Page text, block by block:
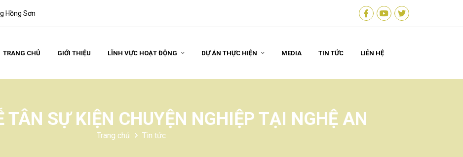
Hồng Sơn
TRANG CHỦ GIỚI THIỆU LĨNH VỰC HOẠT ĐỘNG DỰ ÁN THỰC HIỆN MEDIA TIN TỨC LIÊN HỆ
TÂN SỰ KIỆN CHUYỆN NGHIỆP TẠI NGHỆ AN
Trang chủ Tin tức